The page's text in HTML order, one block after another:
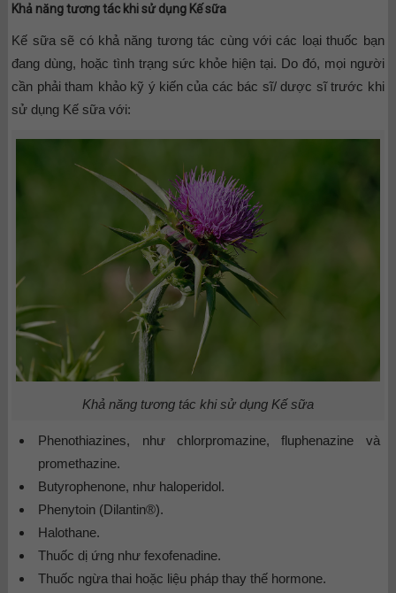
Khả năng tương tác khi sử dụng Kế sữa
Kế sữa sẽ có khả năng tương tác cùng với các loại thuốc bạn
đang dùng, hoặc tình trạng sức khỏe hiện tại. Do đó, mọi người
cần phải tham khảo kỹ ý kiến của các bác sĩ/ dược sĩ trước khi
sử dụng Kế sữa với:
Khả năng tương tác khi sử dụng Kế sữa
Phenothiazines, như chlorpromazine, fluphenazine và
promethazine.
Butyrophenone, như haloperidol.
Phenytoin (Dilantin®).
Halothane.
Thuốc dị ứng như fexofenadine.
Thuốc ngừa thai hoặc liệu pháp thay thế hormone.